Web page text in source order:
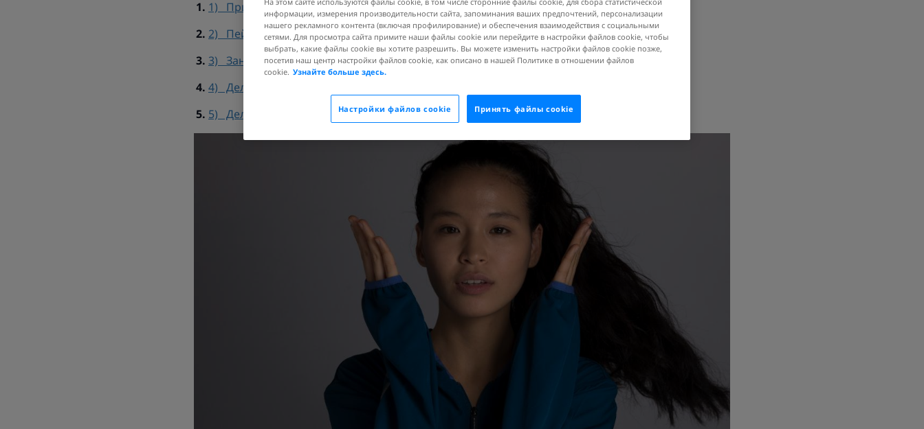
1) Придерживайтесь сбалансированного питания
2) Пейте достаточно чистой воды
3) Занимайтесь гимнастикой для лица
4) Делайте массаж лица
5) Делайте маски для похудения
информации, измерения производительности сайта, запоминания ваших предпочтений, персонализации
нашего рекламного контента (включая профилирование) и обеспечения взаимодействия с социальными
сетями. Для просмотра сайта примите наши файлы cookie или перейдите в настройки файлов cookie, чтобы
выбрать, какие файлы cookie вы хотите разрешить. Вы можете изменить настройки файлов cookie позже,
посетив наш центр настройки файлов cookie, как описано в нашей Политике в отношении файлов
cookie. Узнайте больше здесь.
Принять файлы cookie
Настройки файлов cookie